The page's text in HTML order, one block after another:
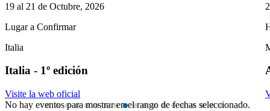
26 al 28 de Octubre, 2026
Hotel Hilton
Mendoza
Argentina - 15º edición
Visite la web oficial
No hay eventos para mostrar en el rango de fechas seleccionado.